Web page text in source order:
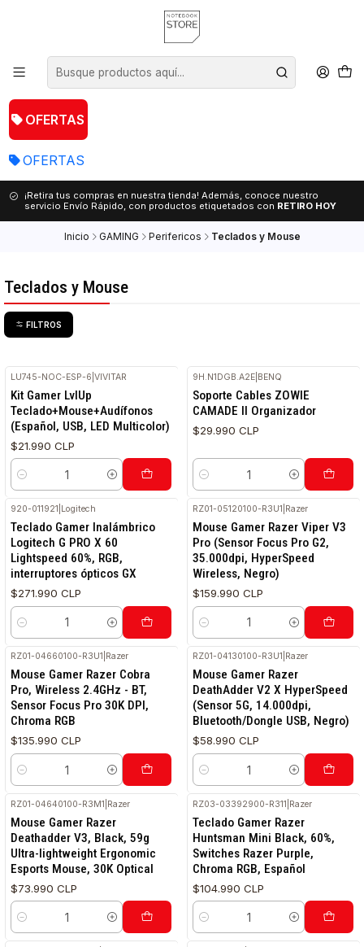
OFERTAS
OFERTAS
¡Retira tus compras en nuestra tienda! Además, conoce nuestro
servicio Envío Rápido, con productos etiquetados con RETIRO HOY
Inicio GAMING Perifericos Teclados y Mouse
Teclados y Mouse
FILTROS
LU745-NOC-ESP-6 |VIVITAR
Kit Gamer LvlUp
Teclado+Mouse+Audífonos
(Español, USB, LED Multicolor)
$21.990 CLP
Cantidad
9H.N1DGB.A2E BENQ
Soporte Cables ZOWIE
CAMADE II Organizador
$29.990 CLP
Cantidad
920-011921 Logitech
Teclado Gamer Inalámbrico
Logitech G PRO X 60
Lightspeed 60%, RGB,
interruptores ópticos GX
$271.990 CLP
Cantidad
RZ01-05120100-R3U1 Razer
Mouse Gamer Razer Viper V3
Pro (Sensor Focus Pro G2,
35.000dpi, HyperSpeed
Wireless, Negro)
$159.990 CLP
Cantidad
RZ01-04660100-R3U1 Razer
Mouse Gamer Razer Cobra
Pro, Wireless 2.4GHz - BT,
Sensor Focus Pro 30K DPI,
Chroma RGB
$135.990 CLP
Cantidad
RZ01-04130100-R3U1 Razer
Mouse Gamer Razer
DeathAdder V2 X HyperSpeed
(Sensor 5G, 14.000dpi,
Bluetooth/Dongle USB, Negro)
$58.990 CLP
Cantidad
RZ01-04640100-R3M1 Razer
Mouse Gamer Razer
Deathadder V3, Black, 59g
Ultra-lightweight Ergonomic
Esports Mouse, 30K Optical
$73.990 CLP
Cantidad
RZ03-03392900-R311 Razer
Teclado Gamer Razer
Huntsman Mini Black, 60%,
Switches Razer Purple,
Chroma RGB, Español
$104.990 CLP
Cantidad